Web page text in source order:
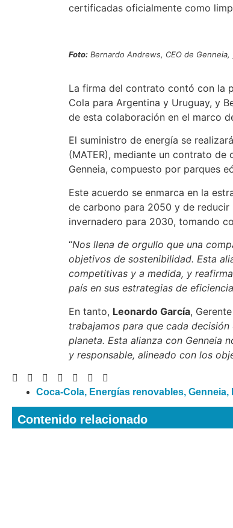
certificadas oficialmente como
Foto: Bernardo Andrews, CEO de
La firma del contrato contó con la
Cola para Argentina y Uruguay, y
de esta colaboración en el marco
El suministro de energía se
(MATER), mediante un contrato
Genneia, compuesto por parques
Este acuerdo se enmarca en la
de carbono para 2050 y de reducir
invernadero para 2030, tomando
“Nos llena de orgullo que una
objetivos de sostenibilidad. Esta
competitivas y a medida, y
país en sus estrategias de
En tanto, Leonardo García,
trabajamos para que cada
planeta. Esta alianza con Genneia
y responsable, alineado con los
Coca-Cola, Energías renovables, Genneia,
Contenido relacionado